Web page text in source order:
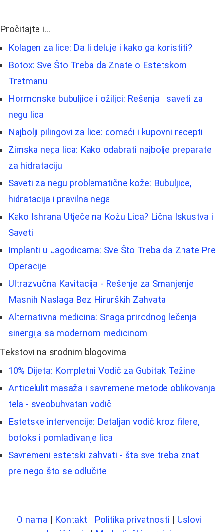
Pročitajte i...
Kolagen za lice: Da li deluje i kako ga koristiti?
Botox: Sve Što Treba da Znate o Estetskom
Tretmanu
Hormonske bubuljice i ožiljci: Rešenja i saveti za
negu lica
Najbolji pilingovi za lice: domaći i kupovni recepti
Zimska nega lica: Kako odabrati najbolje preparate
za hidrataciju
Saveti za negu problematične kože: Bubuljice,
hidratacija i pravilna nega
Kako Ishrana Utječe na Kožu Lica? Lična Iskustva i
Saveti
Implanti u Jagodicama: Sve Što Treba da Znate Pre
Operacije
Ultrazvučna Kavitacija - Rešenje za Smanjenje
Masnih Naslaga Bez Hirurških Zahvata
Alternativna medicina: Snaga prirodnog lečenja i
sinergija sa modernom medicinom
Tekstovi na srodnim blogovima
10% Dijeta: Kompletni Vodič za Gubitak Težine
Anticelulit masaža i savremene metode oblikovanja
tela - sveobuhvatan vodič
Estetske intervencije: Detaljan vodič kroz filere,
botoks i pomlađivanje lica
Savremeni estetski zahvati - šta sve treba znati
pre nego što se odlučite
O nama | Kontakt | Politika privatnosti | Uslovi